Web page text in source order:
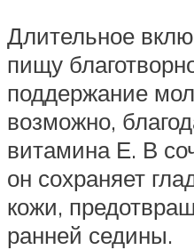
Длительное
пищу
поддержание
возможно,
витамина Е. В
он сохраняет
кожи,
ранней седины.